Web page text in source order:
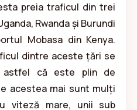
preia traficul din trei
Rwanda și Burundi
Mobasa din Kenya.
dintre aceste țări se
că este plin de
acestea mai sunt mulți
viteză mare, unii sub